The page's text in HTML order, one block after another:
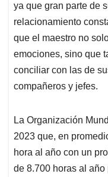
A
p
p
o
o
k
d
I
n
ya que gran parte de
relacionamiento
que el maestro no
emociones, sino que
conciliar con las de
compañeros y jefes.
La Organización
2023 que, en
hora al año con un
de 8.700 horas al